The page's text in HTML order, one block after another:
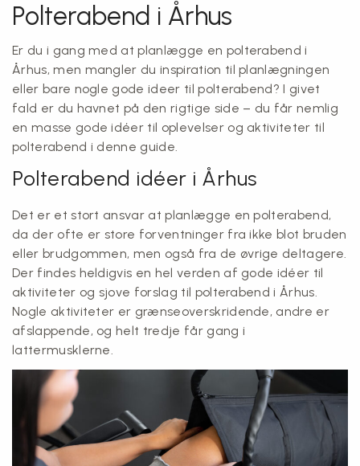
Polterabend i Århus
Er du i gang med at planlægge en polterabend i
Århus, men mangler du inspiration til planlægningen
eller bare nogle gode ideer til polterabend? I givet
fald er du havnet på den rigtige side – du får nemlig
en masse gode idéer til oplevelser og aktiviteter til
polterabend i denne guide.
Polterabend idéer i Århus
Det er et stort ansvar at planlægge en polterabend,
da der ofte er store forventninger fra ikke blot bruden
eller brudgommen, men også fra de øvrige deltagere.
Der findes heldigvis en hel verden af gode idéer til
aktiviteter og sjove forslag til polterabend i Århus.
Nogle aktiviteter er grænseoverskridende, andre er
afslappende, og helt tredje får gang i
lattermusklerne.